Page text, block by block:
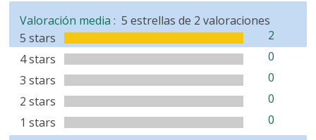
Valoración media :
5 stars
2
4 stars
0
3 stars
0
2 stars
0
1 stars
0
5 estrellas de 2 valoraciones